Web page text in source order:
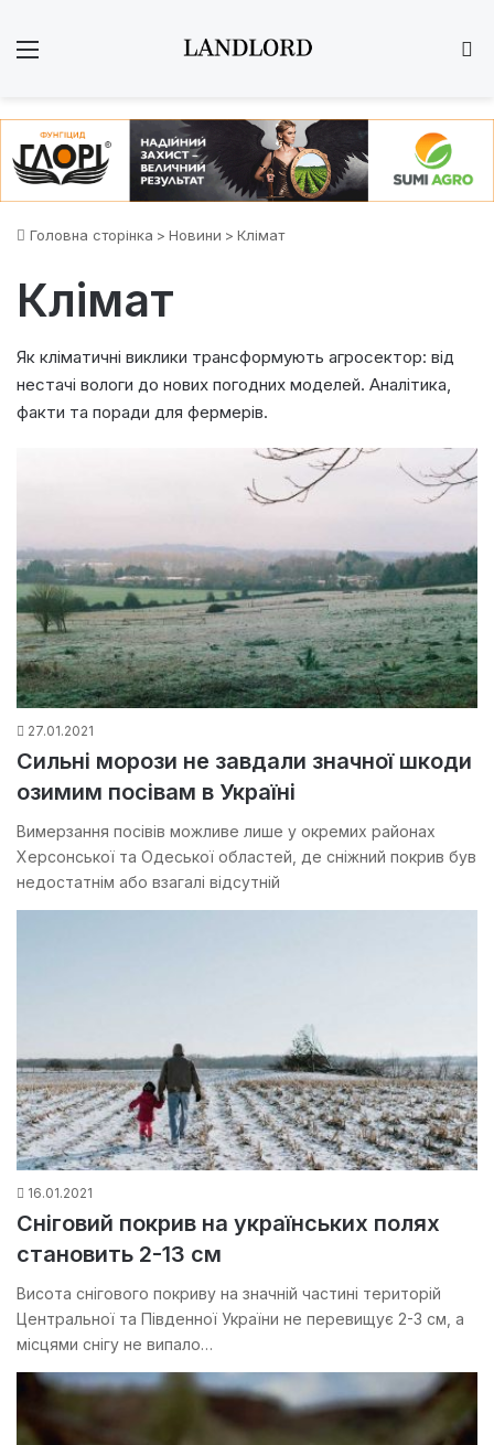
Головна сторінка > Новини > Клімат
Клімат
Як кліматичні виклики трансформують агросектор: від
нестачі вологи до нових погодних моделей. Аналітика,
факти та поради для фермерів.
27.01.2021
Сильні морози не завдали значної шкоди
озимим посівам в Україні
Вимерзання посівів можливе лише у окремих районах
Херсонської та Одеської областей, де сніжний покрив був
недостатнім або взагалі відсутній
16.01.2021
Сніговий покрив на українських полях
становить 2-13 см
Висота снігового покриву на значній частині територій
Центральної та Південної України не перевищує 2-3 см, а
місцями снігу не випало…